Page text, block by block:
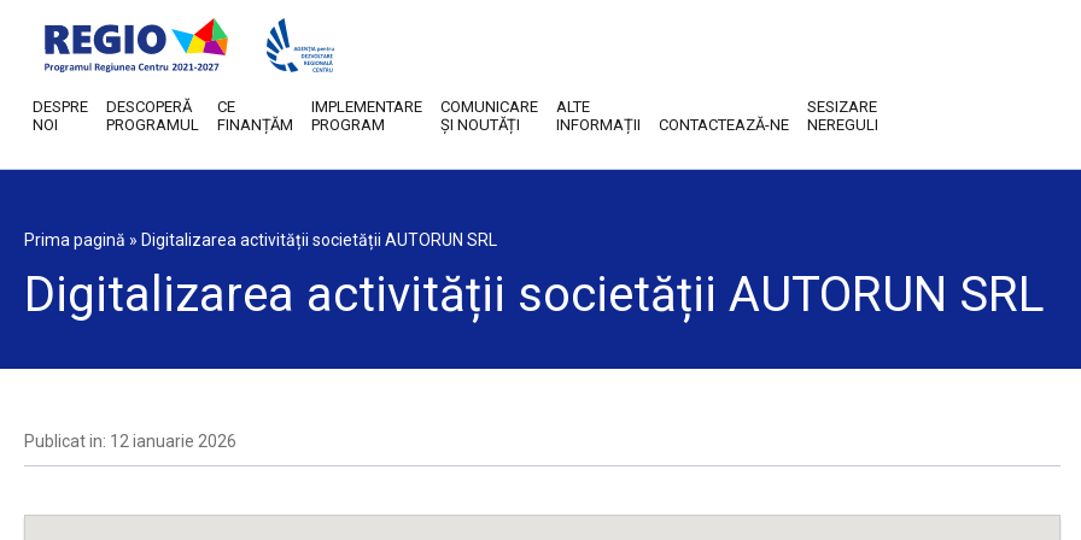
DESPRE
NOI
DESCOPERĂ
PROGRAMUL
CE
FINANȚĂM
IMPLEMENTARE
PROGRAM
COMUNICARE
ȘI NOUTĂȚI
ALTE
INFORMAȚII
CONTACTEAZĂ-NE
SESIZARE
NEREGULI
Prima pagină » Digitalizarea activității societății AUTORUN SRL
Digitalizarea activității societății AUTORUN SRL
Publicat in: 12 ianuarie 2026